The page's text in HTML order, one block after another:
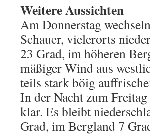
Weitere Aussichten
Am Donnerstag
Schauer, vielerorts
23 Grad, im höheren
mäßiger Wind aus
teils stark böig
In der Nacht zum
klar. Es bleibt
Grad, im Bergland 7